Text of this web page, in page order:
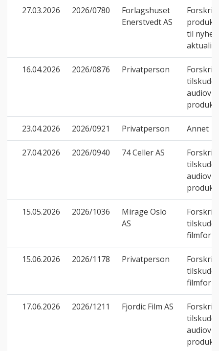
27.03.2026 2026/0780
Forlagshuset
Enerstvedt AS
til
16.04.2026 2026/0876 Privatperson
tilskudd
23.04.2026 2026/0921 Privatperson Annet
27.04.2026 2026/0940 74 Celler AS
tilskudd
15.05.2026 2026/1036
Mirage Oslo
AS
tilskudd
15.06.2026 2026/1178 Privatperson
tilskudd
17.06.2026 2026/1211 Fjordic Film AS
tilskudd